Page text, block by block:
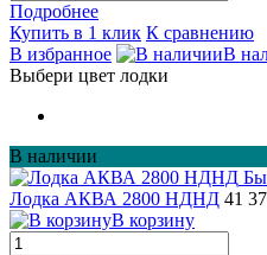
Подробнее
Купить в 1 клик К сравнению
В избранное
В
Выбери цвет лодки
В наличии
Лодка АКВА 2800 НДНД 41
В корзину